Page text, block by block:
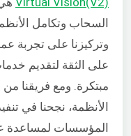
السحاب وتكامل
وتركيزنا على تجربة
على الثقة لتقديم
مبتكرة. ومع فريقنا
الأنظمة، نجحنا في
المؤسسات لمساعدة